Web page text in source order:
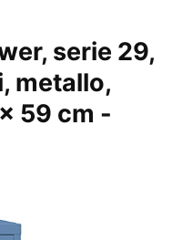
serie 29,
metallo,
59 cm -